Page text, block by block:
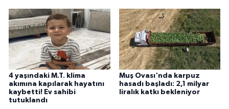
4 yaşındaki M.T. klima
akımına kapılarak hayatını
kaybetti! Ev sahibi
tutuklandı
Muş Ovası'nda karpuz
hasadı başladı: 2,1 milyar
liralık katkı bekleniyor